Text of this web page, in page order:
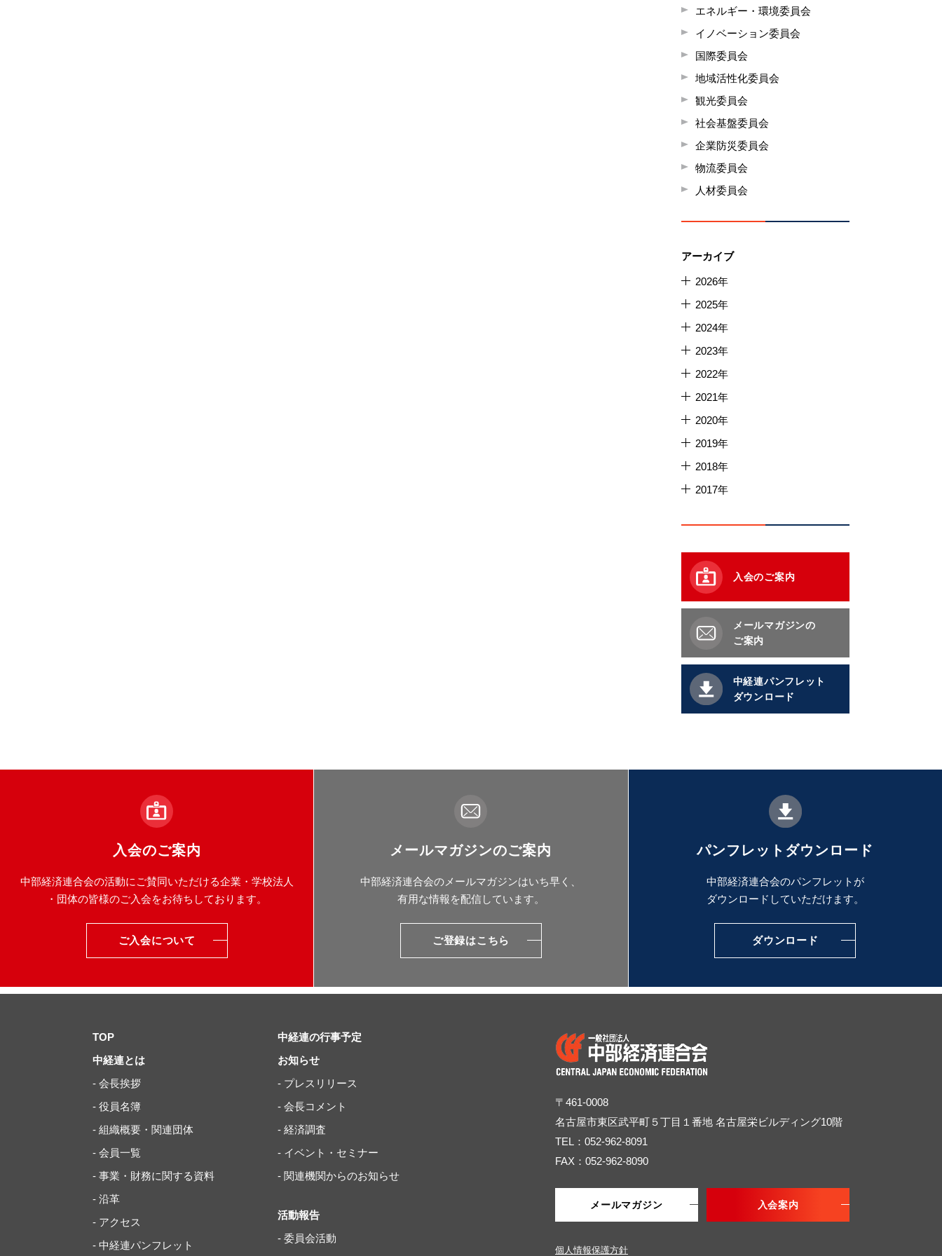
エネルギー・環境委員会
イノベーション委員会
国際委員会
地域活性化委員会
観光委員会
社会基盤委員会
企業防災委員会
物流委員会
人材委員会
アーカイブ
2026年
2025年
2024年
2023年
2022年
2021年
2020年
2019年
2018年
2017年
入会のご案内
メールマガジンの
ご案内
中経連パンフレット
ダウンロード
入会のご案内
中部経済連合会の活動にご賛同いただける企業・学校法人
・団体の皆様のご入会をお待ちしております。
ご入会について
メールマガジンのご案内
中部経済連合会のメールマガジンはいち早く、
有用な情報を配信しています。
ご登録はこちら
パンフレットダウンロード
中部経済連合会のパンフレットが
ダウンロードしていただけます。
ダウンロード
TOP
中経連とは
- 会長挨拶
- 役員名簿
- 組織概要・関連団体
- 会員一覧
- 事業・財務に関する資料
- 沿革
- アクセス
- 中経連パンフレット
中経連の行事予定
お知らせ
- プレスリリース
- 会長コメント
- 経済調査
- イベント・セミナー
- 関連機関からのお知らせ
活動報告
- 委員会活動
〒461-0008
名古屋市東区武平町５丁目１番地 名古屋栄ビルディング10階
TEL：052-962-8091
FAX：052-962-8090
メールマガジン 入会案内
個人情報保護方針